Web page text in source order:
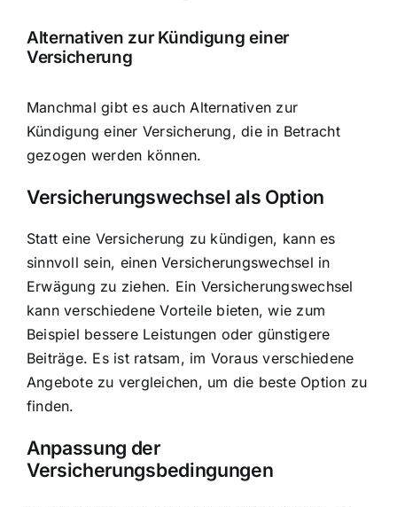
Alternativen zur Kündigung einer
Versicherung
Manchmal gibt es auch Alternativen zur
Kündigung einer Versicherung, die in Betracht
gezogen werden können.
Versicherungswechsel als Option
Statt eine Versicherung zu kündigen, kann es
sinnvoll sein, einen Versicherungswechsel in
Erwägung zu ziehen. Ein Versicherungswechsel
kann verschiedene Vorteile bieten, wie zum
Beispiel bessere Leistungen oder günstigere
Beiträge. Es ist ratsam, im Voraus verschiedene
Angebote zu vergleichen, um die beste Option zu
finden.
Anpassung der
Versicherungsbedingungen